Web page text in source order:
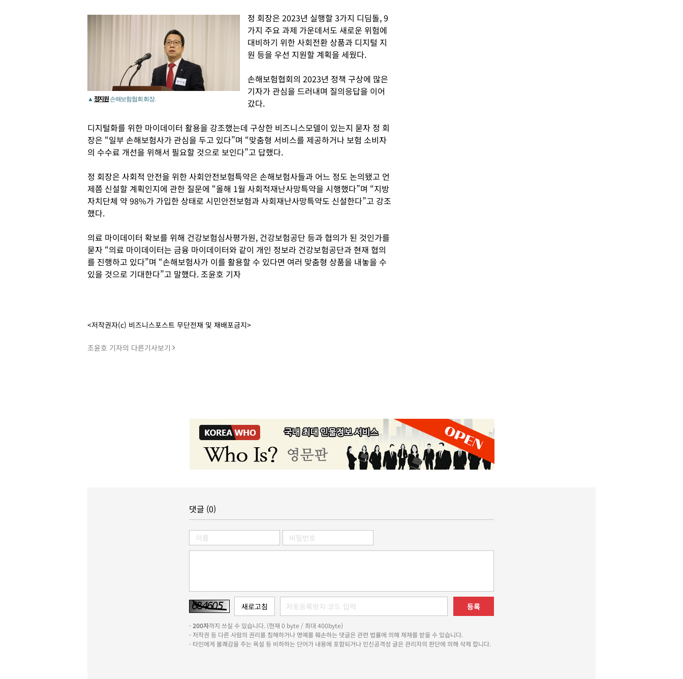
▲ 정지원 손해보험협회 회장.
정 회장은 2023년 실행할 3가지 디딤돌, 9
가지 주요 과제 가운데서도 새로운 위험에
대비하기 위한 사회전환 상품과 디지털 지
원 등을 우선 지원할 계획을 세웠다.
손해보험협회의 2023년 정책 구상에 많은
기자가 관심을 드러내며 질의응답을 이어
갔다.
디지털화를 위한 마이데이터 활용을 강조했는데 구상한 비즈니스모델이 있는지 묻자 정 회
장은 “일부 손해보험사가 관심을 두고 있다”며 “맞춤형 서비스를 제공하거나 보험 소비자
의 수수료 개선을 위해서 필요할 것으로 보인다”고 답했다.
정 회장은 사회적 안전을 위한 사회안전보험특약은 손해보험사들과 어느 정도 논의됐고 언
제쯤 신설할 계획인지에 관한 질문에 “올해 1월 사회적재난사망특약을 시행했다”며 “지방
자치단체 약 98%가 가입한 상태로 시민안전보험과 사회재난사망특약도 신설한다”고 강조
했다.
의료 마이데이터 확보를 위해 건강보험심사평가원, 건강보험공단 등과 협의가 된 것인가를
묻자 “의료 마이데이터는 금융 마이데이터와 같이 개인 정보라 건강보험공단과 현재 협의
를 진행하고 있다”며 “손해보험사가 이를 활용할 수 있다면 여러 맞춤형 상품을 내놓을 수
있을 것으로 기대한다”고 말했다. 조윤호 기자
<저작권자(c) 비즈니스포스트 무단전재 및 재배포금지>
조윤호 기자의 다른기사보기
댓글 (0)
등록
-200자까지 쓰실 수 있습니다. (현재 0 byte / 최대 400byte)
- 저작권 등 다른 사람의 권리를 침해하거나 명예를 훼손하는 댓글은 관련 법률에 의해 제재를 받을 수 있습니다.
- 타인에게 불쾌감을 주는 욕설 등 비하하는 단어가 내용에 포함되거나 인신공격성 글은 관리자의 판단에 의해 삭제 합니다.